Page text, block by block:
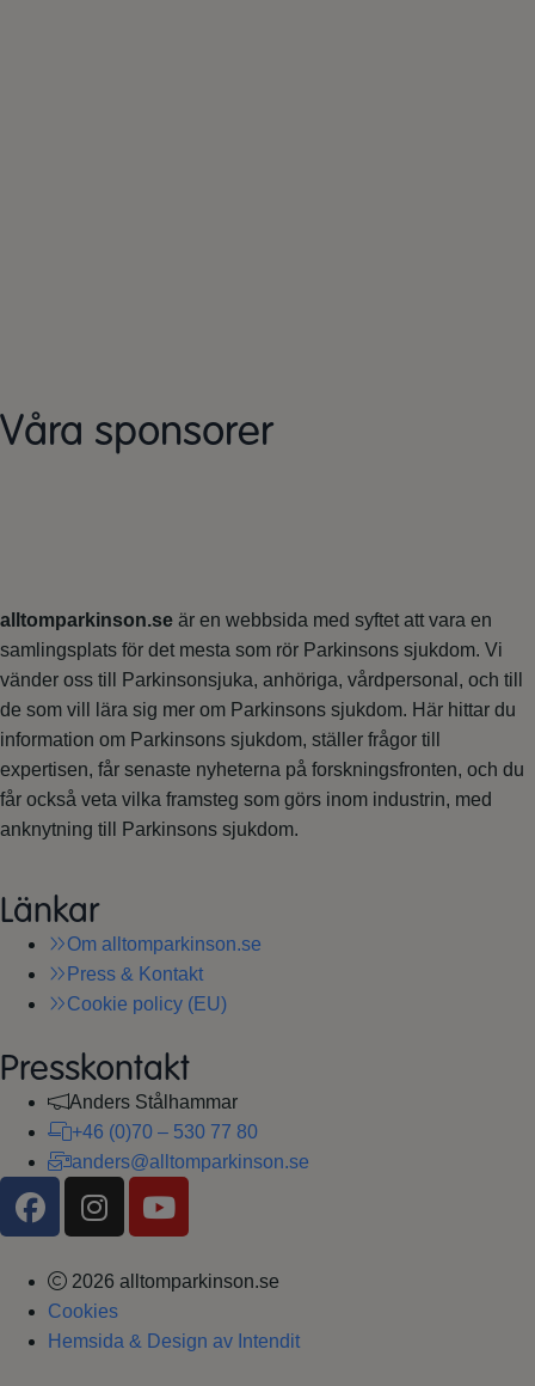
Våra sponsorer
alltomparkinson.se är en webbsida med syftet att vara en
samlingsplats för det mesta som rör Parkinsons sjukdom. Vi
vänder oss till Parkinsonsjuka, anhöriga, vårdpersonal, och till
de som vill lära sig mer om Parkinsons sjukdom. Här hittar du
information om Parkinsons sjukdom, ställer frågor till
expertisen, får senaste nyheterna på forskningsfronten, och du
får också veta vilka framsteg som görs inom industrin, med
anknytning till Parkinsons sjukdom.
Länkar
Om alltomparkinson.se
Press & Kontakt
Cookie policy (EU)
Presskontakt
Anders Stålhammar
+46 (0)70 – 530 77 80
anders@alltomparkinson.se
2026 alltomparkinson.se
Cookies
Hemsida & Design av Intendit